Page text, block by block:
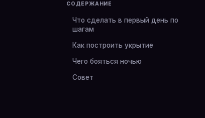
СОДЕРЖАНИЕ
Что сделать в первый день по
шагам
Как построить укрытие
Чего бояться ночью
Совет